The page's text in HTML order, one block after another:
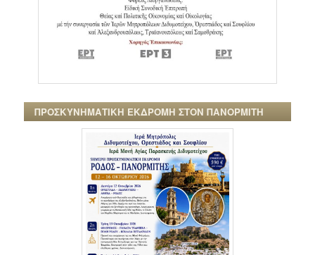
ΠΡΟΣΚΥΝΗΜΑΤΙΚΗ ΕΚΔΡΟΜΗ ΣΤΟΝ ΠΑΝΟΡΜΙΤΗ